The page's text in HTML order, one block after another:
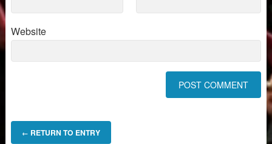
Website
← RETURN TO ENTRY